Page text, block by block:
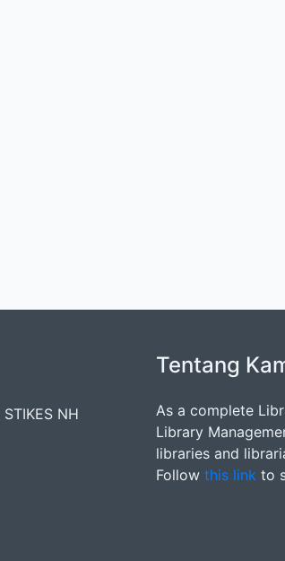
STIKES NH
Tentang
As a complete
Library
libraries and
Follow this link to